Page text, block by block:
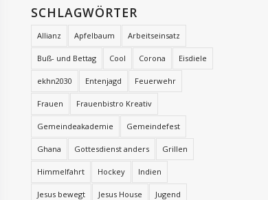
SCHLAGWÖRTER
Allianz Apfelbaum Arbeitseinsatz
Buß- und Bettag Cool Corona Eisdiele
ekhn2030 Entenjagd Feuerwehr
Frauen Frauenbistro Kreativ
Gemeindeakademie Gemeindefest
Ghana Gottesdienst anders Grillen
Himmelfahrt Hockey Indien
Jesus bewegt Jesus House Jugend